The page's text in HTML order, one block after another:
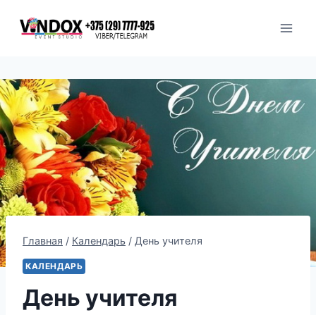
Главная / Календарь / День учителя
КАЛЕНДАРЬ
День учителя